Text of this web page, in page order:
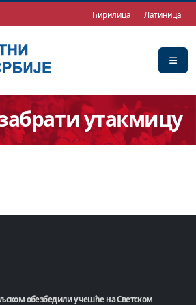
Ћирилица Латиница
утакмицу
обезбедили учешће на Светском